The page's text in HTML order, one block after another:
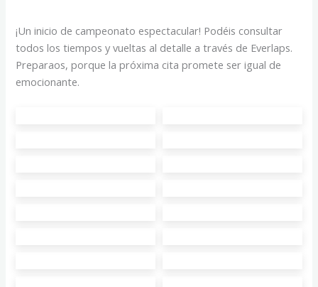
¡Un inicio de campeonato espectacular! Podéis consultar
todos los tiempos y vueltas al detalle a través de Everlaps.
Preparaos, porque la próxima cita promete ser igual de
emocionante.